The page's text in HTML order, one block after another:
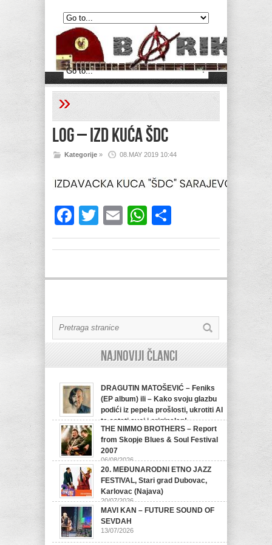
»
log – izd kuća ŠDC
08.MAY 2019 10:44
Kategorije »
Facebook
Twitter
EmailWhatsApp
Najnoviji članci
DRAGUTIN MATOŠEVIĆ – Feniks
(EP album) ili – Kako svoju glazbu
podići iz pepela prošlosti, ukrotiti AI
te ostati svoj i originalan!
07/08/2026
THE NIMMO BROTHERS – Report
from Skopje Blues & Soul Festival
2007
06/08/2026
20. MEĐUNARODNI ETNO JAZZ
FESTIVAL, Stari grad Dubovac,
Karlovac (Najava)
20/07/2026
MAVI KAN – FUTURE SOUND OF
SEVDAH
13/07/2026